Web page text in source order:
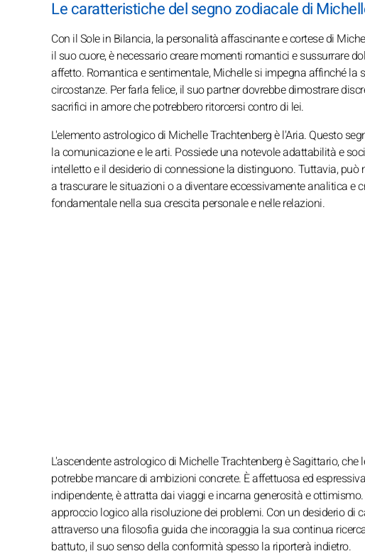
Le caratteristiche del segno zodiacale di
Con il Sole in Bilancia, la personalità affascinante e cortese di
il suo cuore, è necessario creare momenti romantici e sussurrare
affetto. Romantica e sentimentale, Michelle si impegna affinché
circostanze. Per farla felice, il suo partner dovrebbe dimostrare
sacrifici in amore che potrebbero ritorcersi contro di lei.
L'elemento astrologico di Michelle Trachtenberg è l'Aria. Questo
la comunicazione e le arti. Possiede una notevole adattabilità e
intelletto e il desiderio di connessione la distinguono. Tuttavia,
a trascurare le situazioni o a diventare eccessivamente analitica
fondamentale nella sua crescita personale e nelle relazioni.
L'ascendente astrologico di Michelle Trachtenberg è Sagittario,
potrebbe mancare di ambizioni concrete. È affettuosa ed
indipendente, è attratta dai viaggi e incarna generosità e
approccio logico alla risoluzione dei problemi. Con un desiderio di
attraverso una filosofia guida che incoraggia la sua continua
battuto, il suo senso della conformità spesso la riporterà indietro.